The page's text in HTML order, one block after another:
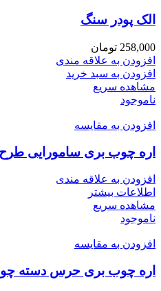
الک پودر سنگ
258,000 تومان
افزودن به علاقه مندی
افزودن به سبد خرید
مشاهده سریع
ناموجود
افزودن به مقایسه
اره چوب بری سامورایی طرح
افزودن به علاقه مندی
اطلاعات بیشتر
مشاهده سریع
ناموجود
افزودن به مقایسه
اره چوب بری حرس دسته